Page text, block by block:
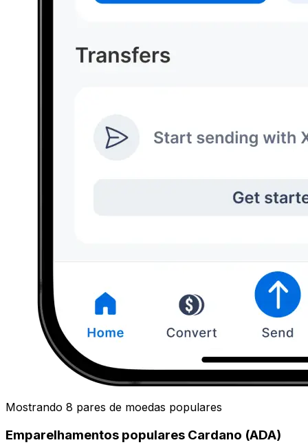
Mostrando 8 pares de moedas populares
Emparelhamentos populares Cardano (ADA)